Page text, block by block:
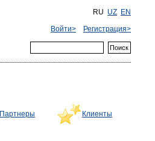
RU UZ EN
Войти>
Регистрация>
Партнеры Клиенты